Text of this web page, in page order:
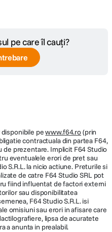
pe care îl cauți?
disponibile pewww.f64.ro(prin
contractuala din partea F64,
prezentare. Implicit F64 Studio
eventualele erori de pret sau
S.R.L. la nicio actiune. Preturile si
de catre F64 Studio SRL pot
fiind influentat de factori externi
sau disponibilitatea
F64 Studio S.R.L. isi
omisiuni sau erori in afisare care
lipsa de acuratete
a anunta in prealabil.